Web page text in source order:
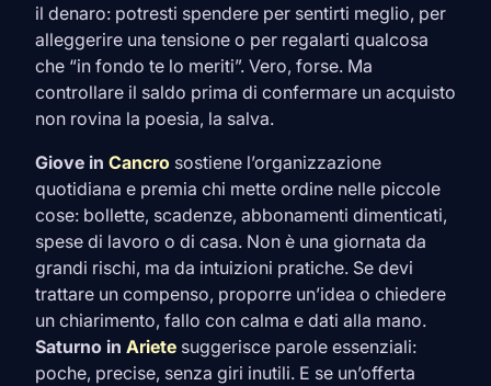
il denaro: potresti spendere per sentirti meglio, per
alleggerire una tensione o per regalarti qualcosa
che “in fondo te lo meriti”. Vero, forse. Ma
controllare il saldo prima di confermare un acquisto
non rovina la poesia, la salva.
Giove in Cancro sostiene l’organizzazione
quotidiana e premia chi mette ordine nelle piccole
cose: bollette, scadenze, abbonamenti dimenticati,
spese di lavoro o di casa. Non è una giornata da
grandi rischi, ma da intuizioni pratiche. Se devi
trattare un compenso, proporre un’idea o chiedere
un chiarimento, fallo con calma e dati alla mano.
Saturno in Ariete suggerisce parole essenziali:
poche, precise, senza giri inutili. E se un’offerta